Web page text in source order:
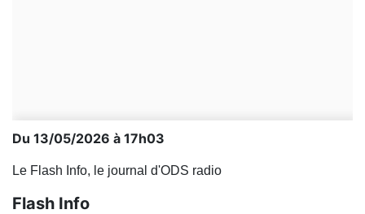
Du 13/05/2026 à 17h03
Le Flash Info, le journal d'ODS radio
Flash Info